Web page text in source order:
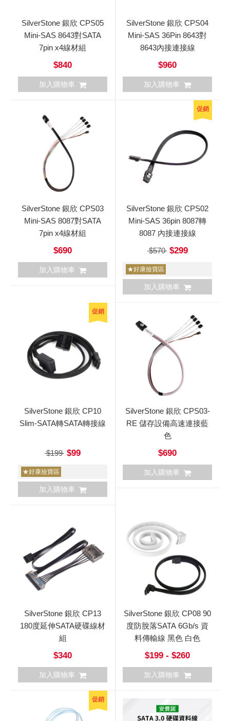
SilverStone 銀欣 CPS05
Mini-SAS 8643對SATA
7pin x4線材組
$840
加入購物車
SilverStone 銀欣 CPS04
Mini-SAS 36Pin 8643對
8643內接連接線
$960
加入購物車
SilverStone 銀欣 CPS03
Mini-SAS 8087對SATA
7pin x4線材組
$690
加入購物車
促銷
SilverStone 銀欣 CPS02
Mini-SAS 36pin 8087轉
8087 內接連接線
$570$299
★好康撿寶區
加入購物車
促銷
SilverStone 銀欣 CP10
Slim-SATA轉SATA轉接線
$199 $99
★好康撿寶區
加入購物車
SilverStone 銀欣 CPS03-
RE 儲存設備高速連接藍
色
$690
加入購物車
SilverStone 銀欣 CP13
180度延伸SATA硬碟線材
組
$340
加入購物車
SilverStone 銀欣 CP08 90
度防脫落SATA 6Gb/s 資
料傳輸線 黑色 白色
$199 - $260
加入購物車
促銷